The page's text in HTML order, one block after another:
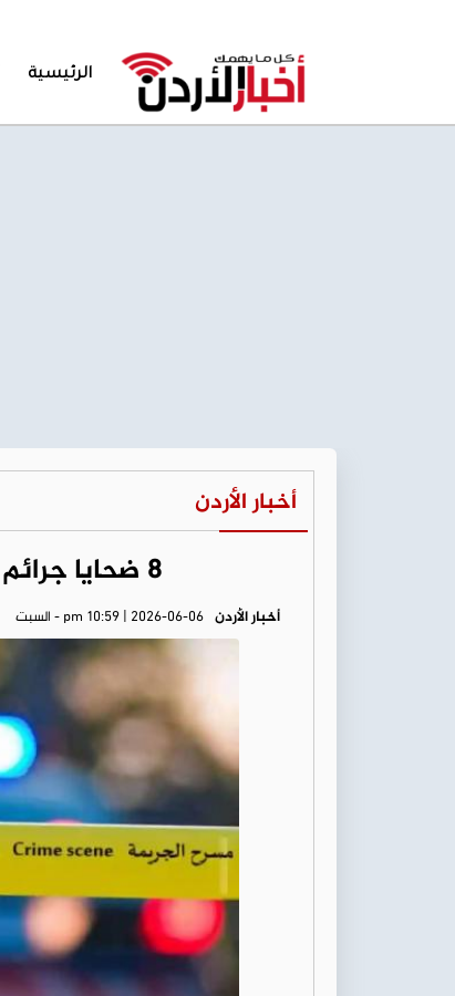
الرئيسية
أخبار الأردن
8 ضحايا جرائم قتل خلال أسبوع واحد في الأردن
أخبار الأردن pm 10:59 | 2026-06-06 - السبت